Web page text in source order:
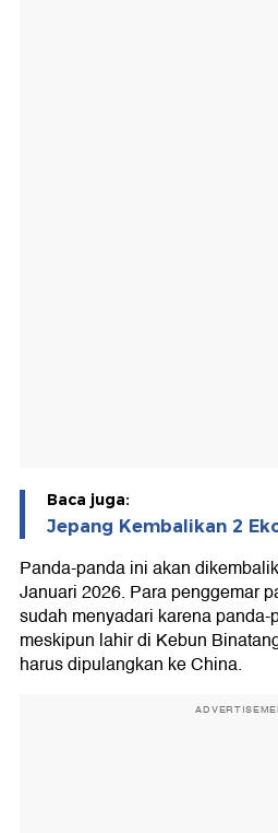
Baca juga:
Jepang Kembalikan 2
Panda-panda ini akan
Januari 2026. Para penggemar
sudah menyadari karena panda-
meskipun lahir di Kebun
harus dipulangkan ke China.